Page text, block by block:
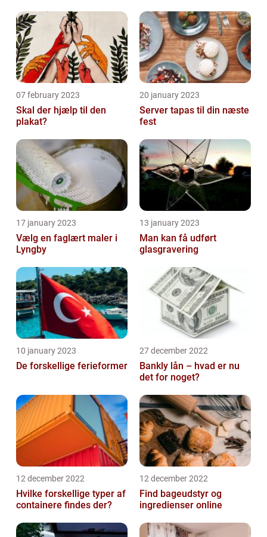
07 february 2023
Skal der hjælp til den
plakat?
20 january 2023
Server tapas til din næste
fest
17 january 2023
Vælg en faglært maler i
Lyngby
13 january 2023
Man kan få udført
glasgravering
10 january 2023
De forskellige ferieformer
27 december 2022
Bankly lån – hvad er nu
det for noget?
12 december 2022
Hvilke forskellige typer af
containere findes der?
12 december 2022
Find bageudstyr og
ingredienser online